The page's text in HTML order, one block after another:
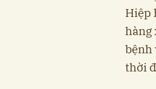
Hiệp
hàng
bệnh
thời